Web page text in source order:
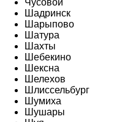
Чусовой
Шадринск
Шарыпово
Шатура
Шахты
Шебекино
Шексна
Шелехов
Шлиссельбург
Шумиха
Шушары